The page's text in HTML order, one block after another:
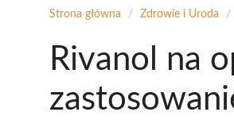
Strona główna / Zdrowie i Uroda /
Rivanol na